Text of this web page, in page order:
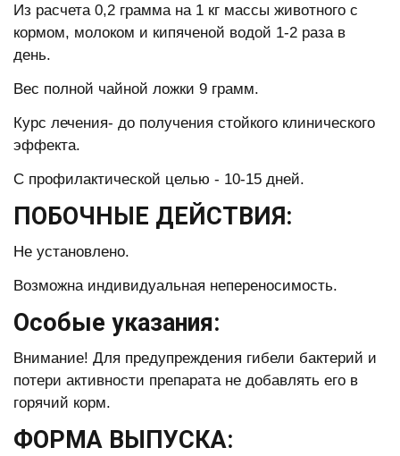
Из расчета 0,2 грамма на 1 кг массы животного с
кормом, молоком и кипяченой водой 1-2 раза в
день.
Вес полной чайной ложки 9 грамм.
Курс лечения- до получения стойкого клинического
эффекта.
С профилактической целью - 10-15 дней.
ПОБОЧНЫЕ ДЕЙСТВИЯ:
Не установлено.
Возможна индивидуальная непереносимость.
Особые указания:
Внимание! Для предупреждения гибели бактерий и
потери активности препарата не добавлять его в
горячий корм.
ФОРМА ВЫПУСКА: